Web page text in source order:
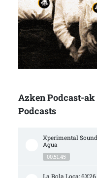
Azken Podcast-
Podcasts
Xperimental Sound
Agua
00:51:45
La Bola Loca: